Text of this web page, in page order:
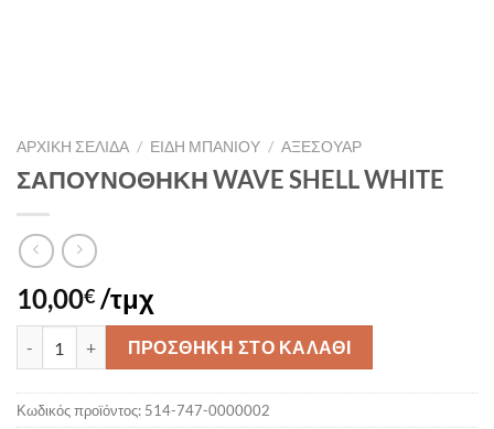
ΑΡΧΙΚΉ ΣΕΛΊΔΑ / ΕΙΔΗ ΜΠΑΝΙΟΥ / ΑΞΕΣΟΥΑΡ
ΣΑΠΟΥΝΟΘΗΚΗ WAVE SHELL WHITE
10,00€ /τμχ
ΣΑΠΟΥΝΟΘΗΚΗ WAVE SHELL WHITE ποσότητα
ΠΡΟΣΘΉΚΗ ΣΤΟ ΚΑΛΆΘΙ
Κωδικός προϊόντος: 514-747-0000002